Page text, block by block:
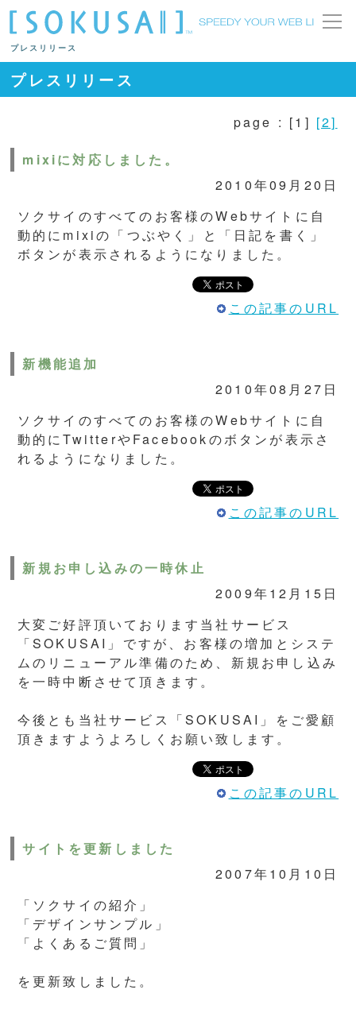
プレスリリース
プレスリリース
page : [1] [2]
mixiに対応しました。
2010年09月20日
ソクサイのすべてのお客様のWebサイトに自
動的にmixiの「つぶやく」と「日記を書く」
ボタンが表示されるようになりました。
この記事のURL
新機能追加
2010年08月27日
ソクサイのすべてのお客様のWebサイトに自
動的にTwitterやFacebookのボタンが表示さ
れるようになりました。
この記事のURL
新規お申し込みの一時休止
2009年12月15日
大変ご好評頂いております当社サービス
「SOKUSAI」ですが、お客様の増加とシステ
ムのリニューアル準備のため、新規お申し込み
を一時中断させて頂きます。
今後とも当社サービス「SOKUSAI」をご愛顧
頂きますようよろしくお願い致します。
この記事のURL
サイトを更新しました
2007年10月10日
「ソクサイの紹介」
「デザインサンプル」
「よくあるご質問」
を更新致しました。